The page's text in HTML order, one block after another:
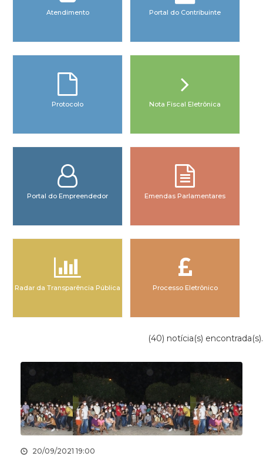
Atendimento Portal do Contribuinte
Protocolo Nota Fiscal Eletrônica
Portal do Empreendedor Emendas Parlamentares
Radar da Transparência Pública Processo Eletrônico
(40) notícia(s) encontrada(s).
20/09/2021 19:00